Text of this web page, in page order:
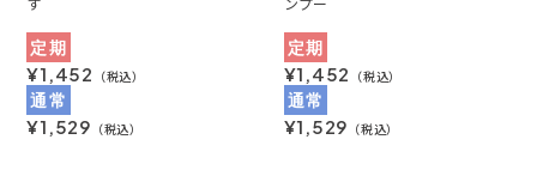
す
定期
¥1,452 （税込）
通常
¥1,529 （税込）
ンプー
定期
¥1,452 （税込）
通常
¥1,529 （税込）